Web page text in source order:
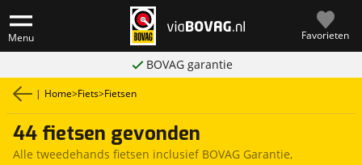
Menu Favorieten
BOVAG garantie
| Home>Fiets>Fietsen
44 fietsen gevonden
Alle tweedehands fietsen inclusief BOVAG Garantie,